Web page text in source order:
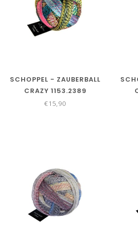
SCHOPPEL - ZAUBERBALL
CRAZY 1153.2389
€15,90